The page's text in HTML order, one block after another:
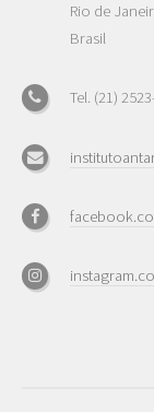
Rio de
Brasil
Tel. (21)